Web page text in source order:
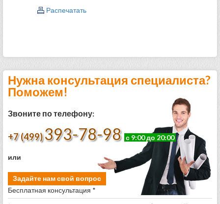
Распечатать
Нужна консультация специалиста?
Поможем!
Звоните по телефону:
+7 (499) 393-78-98 с 9:00 до 20:00
или
Задайте нам свой вопрос
Бесплатная консультация *